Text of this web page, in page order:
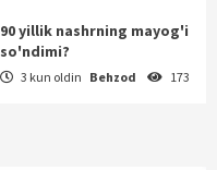
90 yillik nashrning mayog'i
so'ndimi?
3 kun oldin Behzod 173